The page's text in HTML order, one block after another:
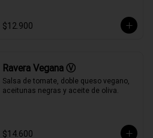
$12.900
Ravera Vegana Ⓥ
Salsa de tomate, doble queso vegano,
aceitunas negras y aceite de oliva.
$14.600